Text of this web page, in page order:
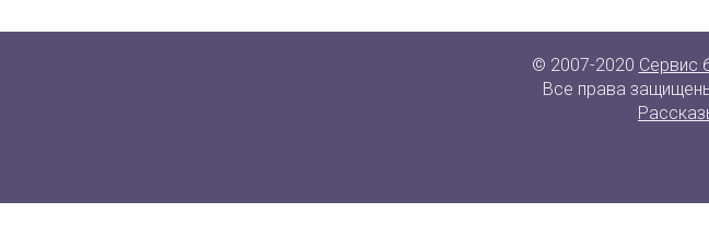
© 2007-2020 Сервис
Все права